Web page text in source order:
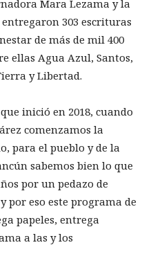
Mara Lezama y la
303 escrituras
de más de mil 400
ellas Agua Azul, Santos,
y Libertad.
inició en 2018, cuando
comenzamos la
para el pueblo y de la
sabemos bien lo que
por un pedazo de
eso este programa de
papeles, entrega
a las y los